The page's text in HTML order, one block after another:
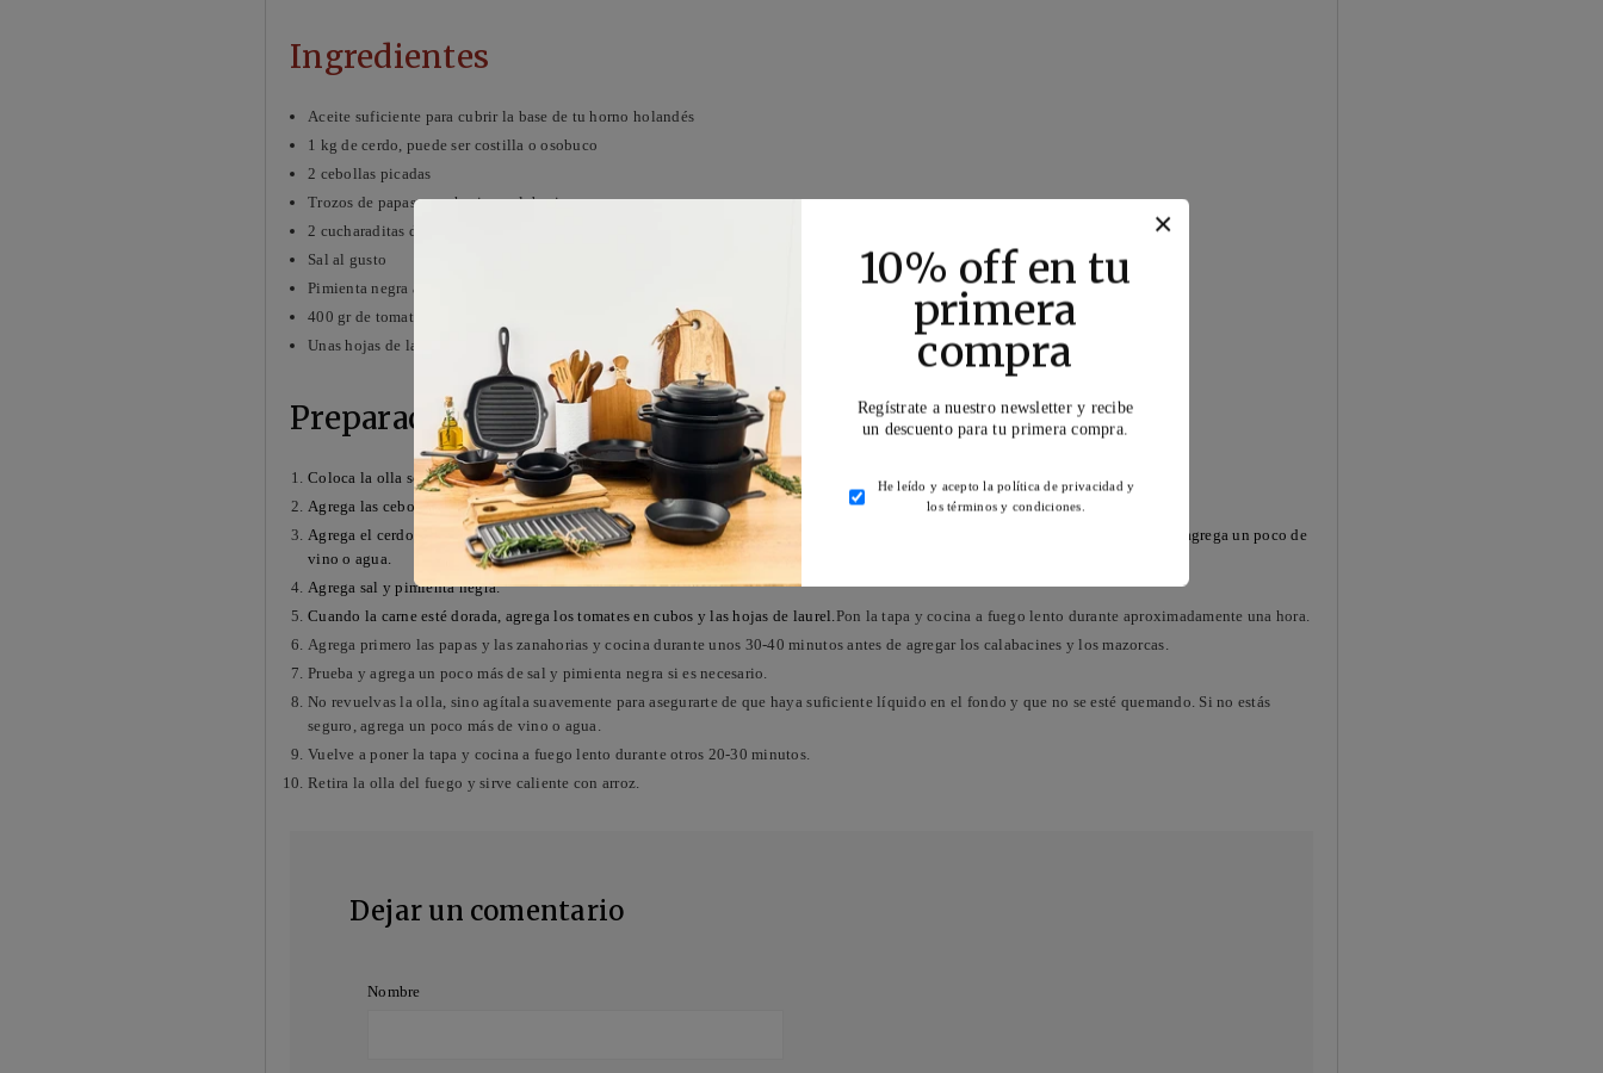
10% off en tu
primera
compra
Regístrate a nuestro newsletter y recibe
un descuento para tu primera compra.
He leído y acepto la política de privacidad y
los términos y condiciones.
×
Ingredientes
Aceite suficiente para cubrir la base de tu horno holandés
1 kg de cerdo, puede ser costilla o osobuco
2 cebollas picadas
Trozos de papas, zanahorias, calabacines y mazorcas
2 cucharaditas de pasta de jengibre y ajo
Sal al gusto
Pimienta negra al gusto
400 gr de tomates cortados en cubos
Unas hojas de laurel
Preparación:
Coloca la olla sobre el fuego y calienta el aceite.
Agrega las cebollas y fríe hasta que estén suaves y translúcidas.
Agrega el cerdo y la pasta de jengibre y ajo y dora por todos lados. Si la olla está demasiado caliente y la carne se está quemando, agrega un poco de
vino o agua.
Agrega sal y pimienta negra.
Cuando la carne esté dorada, agrega los tomates en cubos y las hojas de laurel.Pon la tapa y cocina a fuego lento durante aproximadamente una hora.
Agrega primero las papas y las zanahorias y cocina durante unos 30-40 minutos antes de agregar los calabacines y los mazorcas.
Prueba y agrega un poco más de sal y pimienta negra si es necesario.
No revuelvas la olla, sino agítala suavemente para asegurarte de que haya suficiente líquido en el fondo y que no se esté quemando. Si no estás
seguro, agrega un poco más de vino o agua.
Vuelve a poner la tapa y cocina a fuego lento durante otros 20-30 minutos.
Retira la olla del fuego y sirve caliente con arroz.
Dejar un comentario
Nombre